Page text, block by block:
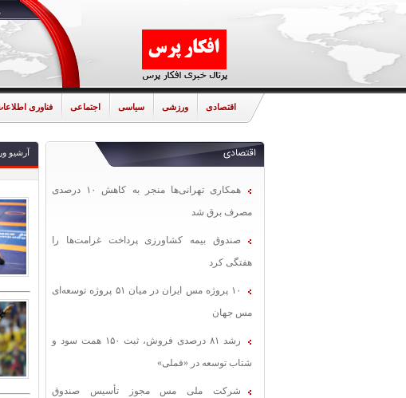
اقتصادی ورزشی سیاسی اجتماعی فناوری
اقتصادی
همکاری تهرانی‌ها منجر به کاهش ۱۰ درصدی
مصرف برق شد
صندوق بیمه کشاورزی پرداخت غرامت‌ها را
هفتگی کرد
۱۰ پروژه مس ایران در میان ۵۱ پروژه توسعه‌ای
مس جهان
رشد ۸۱ درصدی فروش، ثبت ۱۵۰ همت سود و
شتاب توسعه در «فملی»
شرکت ملی مس مجوز تأسیس صندوق
آرشیو